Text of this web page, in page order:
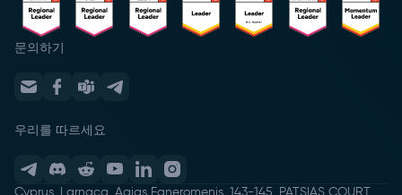
문의하기
우리를 따르세요